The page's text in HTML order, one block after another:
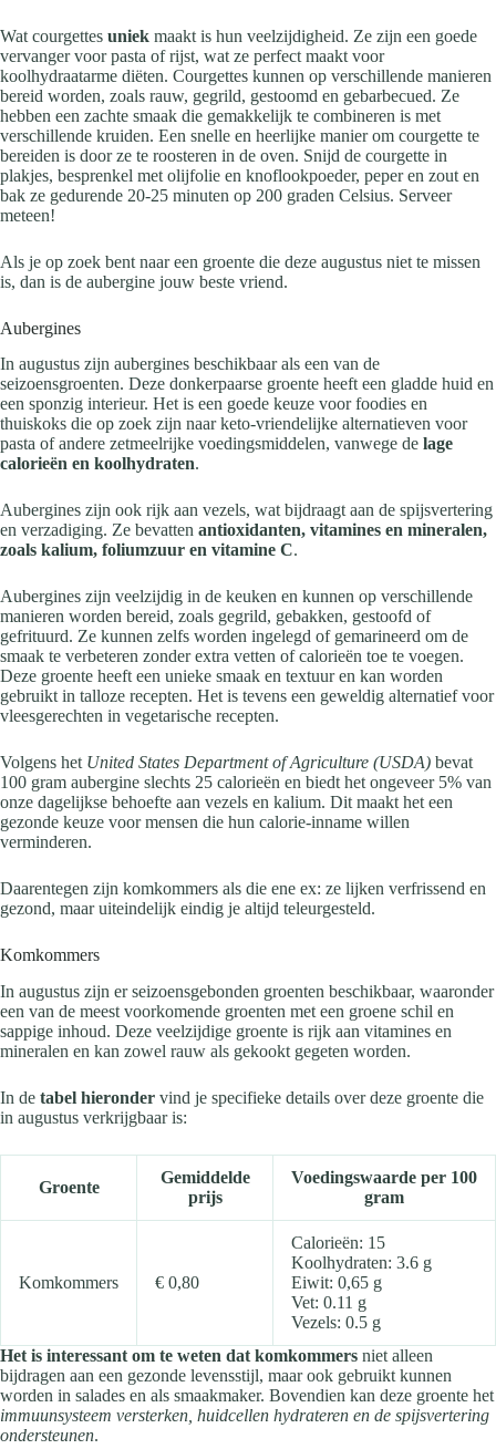
Wat courgettes uniek maakt is hun veelzijdigheid. Ze zijn een goede
vervanger voor pasta of rijst, wat ze perfect maakt voor
koolhydraatarme diëten. Courgettes kunnen op verschillende manieren
bereid worden, zoals rauw, gegrild, gestoomd en gebarbecued. Ze
hebben een zachte smaak die gemakkelijk te combineren is met
verschillende kruiden. Een snelle en heerlijke manier om courgette te
bereiden is door ze te roosteren in de oven. Snijd de courgette in
plakjes, besprenkel met olijfolie en knoflookpoeder, peper en zout en
bak ze gedurende 20-25 minuten op 200 graden Celsius. Serveer
meteen!
Als je op zoek bent naar een groente die deze augustus niet te missen
is, dan is de aubergine jouw beste vriend.
Aubergines
In augustus zijn aubergines beschikbaar als een van de
seizoensgroenten. Deze donkerpaarse groente heeft een gladde huid en
een sponzig interieur. Het is een goede keuze voor foodies en
thuiskoks die op zoek zijn naar keto-vriendelijke alternatieven voor
pasta of andere zetmeelrijke voedingsmiddelen, vanwege de lage
calorieën en koolhydraten.
Aubergines zijn ook rijk aan vezels, wat bijdraagt aan de spijsvertering
en verzadiging. Ze bevatten antioxidanten, vitamines en mineralen,
zoals kalium, foliumzuur en vitamine C.
Aubergines zijn veelzijdig in de keuken en kunnen op verschillende
manieren worden bereid, zoals gegrild, gebakken, gestoofd of
gefrituurd. Ze kunnen zelfs worden ingelegd of gemarineerd om de
smaak te verbeteren zonder extra vetten of calorieën toe te voegen.
Deze groente heeft een unieke smaak en textuur en kan worden
gebruikt in talloze recepten. Het is tevens een geweldig alternatief voor
vleesgerechten in vegetarische recepten.
Volgens het United States Department of Agriculture (USDA) bevat
100 gram aubergine slechts 25 calorieën en biedt het ongeveer 5% van
onze dagelijkse behoefte aan vezels en kalium. Dit maakt het een
gezonde keuze voor mensen die hun calorie-inname willen
verminderen.
Daarentegen zijn komkommers als die ene ex: ze lijken verfrissend en
gezond, maar uiteindelijk eindig je altijd teleurgesteld.
Komkommers
In augustus zijn er seizoensgebonden groenten beschikbaar, waaronder
een van de meest voorkomende groenten met een groene schil en
sappige inhoud. Deze veelzijdige groente is rijk aan vitamines en
mineralen en kan zowel rauw als gekookt gegeten worden.
In de tabel hieronder vind je specifieke details over deze groente die
in augustus verkrijgbaar is:
Groente
Gemiddelde
prijs
Voedingswaarde per 100
gram
Komkommers € 0,80
Calorieën: 15
Koolhydraten: 3.6 g
Eiwit: 0,65 g
Vet: 0.11 g
Vezels: 0.5 g
Het is interessant om te weten dat komkommers niet alleen
bijdragen aan een gezonde levensstijl, maar ook gebruikt kunnen
worden in salades en als smaakmaker. Bovendien kan deze groente het
immuunsysteem versterken, huidcellen hydrateren en de spijsvertering
ondersteunen.